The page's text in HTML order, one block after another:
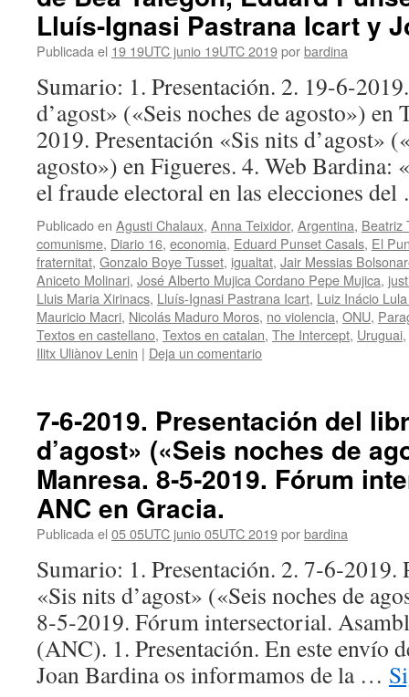
Lluís-Ignasi Pastrana Icart y
Publicada el 19 19UTC junio 19UTC 2019porbardina
Sumario: 1. Presentación. 2. 19-6-
d’agost» («Seis noches de agosto») en
2019. Presentación «Sis nits d’agost»
agosto») en Figueres. 4. Web Bardina:
el fraude electoral en las elecciones
Publicado en Agusti Chalaux, Anna Teixidor, Argentina, Beatriz
comunisme, Diario 16, economia, Eduard Punset Casals, El
fraternitat, Gonzalo Boye Tusset, igualtat, Jair Messias
Aniceto Molinari, José Alberto Mujica Cordano Pepe Mujica,
Lluis Maria Xirinacs, Lluís-Ignasi Pastrana Icart, Luiz Inácio
Mauricio Macri, Nicolás Maduro Moros, no violencia, ONU,
Textos en castellano, Textos en catalan, The Intercept, Uruguai,
Ilitx Uliànov Lenin | Deja un comentario
7‑6‑2019. Presentación del
d’agost» («Seis noches de
Manresa. 8‑5‑2019. Fórum
ANC en Gracia.
Publicada el 05 05UTC junio 05UTC 2019porbardina
Sumario: 1. Presentación. 2.
«Sis nits d’agost» («Seis noches de
8‑5‑2019. Fórum intersectorial.
(ANC). 1. Presentación. En este envío
Joan Bardina os informamos de la …